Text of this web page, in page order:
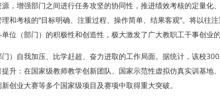
，增强部门之间进行任务攻坚的协同性，推进绩效考核的定量化
和考核的“目标明确、注重过程、操作简单、结果客观”。将以往
位（部门）的积极性和创造性，极大激发了广大教职工干事创业
）自我加压、比学赶超、奋力进取的工作局面。据统计，该校
升：在国家级教师教学创新团队、国家示范性虚拟仿真实训基地
创业大赛等多个国家级项目及赛项中取得重大突破。